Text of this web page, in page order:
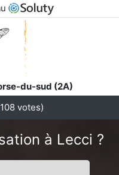
du-sud (2A)
108votes)
à Lecci ?